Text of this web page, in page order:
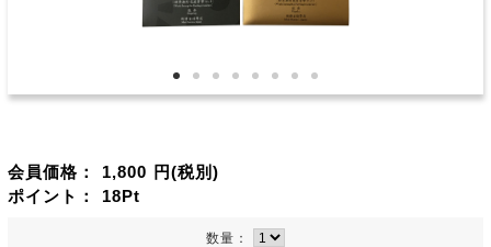
会員価格： 1,800 円(税別)
ポイント： 18Pt
数量：